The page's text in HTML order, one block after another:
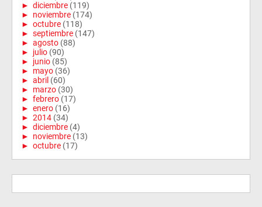
► diciembre (119)
► noviembre (174)
► octubre (118)
► septiembre (147)
► agosto (88)
► julio (90)
► junio (85)
► mayo (36)
► abril (60)
► marzo (30)
► febrero (17)
► enero (16)
► 2014 (34)
► diciembre (4)
► noviembre (13)
► octubre (17)